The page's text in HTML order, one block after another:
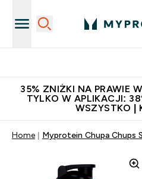
35% ZNIŻKI NA PRAWIE
TYLKO W APLIKACJI:
WSZYSTKO |
Home Myprotein Chupa Chups